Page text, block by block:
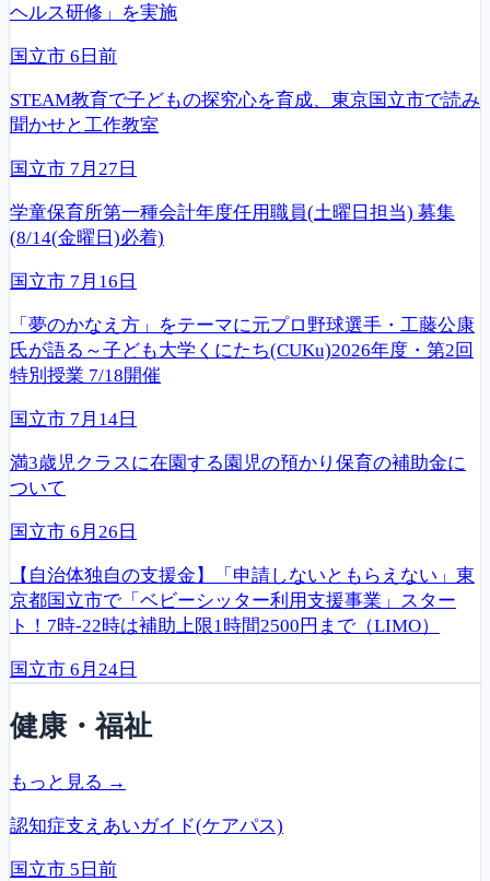
ヘルス研修」を実施
国立市 6日前
STEAM教育で子どもの探究心を育成、東京国立市で読み
聞かせと工作教室
国立市 7月27日
学童保育所第一種会計年度任用職員(土曜日担当) 募集
(8/14(金曜日)必着)
国立市 7月16日
「夢のかなえ方」をテーマに元プロ野球選手・工藤公康
氏が語る～子ども大学くにたち(CUKu)2026年度・第2回
特別授業 7/18開催
国立市 7月14日
満3歳児クラスに在園する園児の預かり保育の補助金に
ついて
国立市 6月26日
【自治体独自の支援金】「申請しないともらえない」東
京都国立市で「ベビーシッター利用支援事業」スター
ト！7時-22時は補助上限1時間2500円まで（LIMO）
国立市 6月24日
健康・福祉
もっと見る →
認知症支えあいガイド(ケアパス)
国立市 5日前